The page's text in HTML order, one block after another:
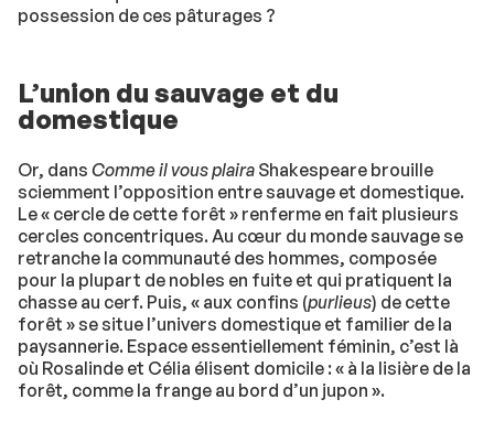
possession de ces pâturages ?
L’union du sauvage et du
domestique
Or, dans Comme il vous plaira Shakespeare brouille
sciemment l’opposition entre sauvage et domestique.
Le « cercle de cette forêt » renferme en fait plusieurs
cercles concentriques. Au cœur du monde sauvage se
retranche la communauté des hommes, composée
pour la plupart de nobles en fuite et qui pratiquent la
chasse au cerf. Puis, « aux confins (purlieus) de cette
forêt » se situe l’univers domestique et familier de la
paysannerie. Espace essentiellement féminin, c’est là
où Rosalinde et Célia élisent domicile : « à la lisière de la
forêt, comme la frange au bord d’un jupon ».